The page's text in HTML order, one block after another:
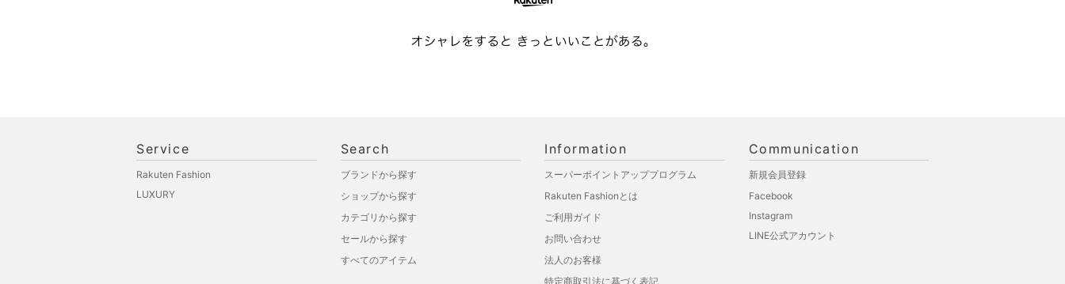
Service
Rakuten Fashion
LUXURY
Search
ブランドから探す
ショップから探す
カテゴリから探す
セールから探す
すべてのアイテム
Information
スーパーポイントアッププログラム
Rakuten Fashionとは
ご利用ガイド
お問い合わせ
法人のお客様
特定商取引法に基づく表記
Communication
新規会員登録
Facebook
Instagram
LINE公式アカウント